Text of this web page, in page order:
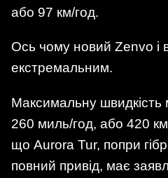
або 97 км/год.
Ось чому новий Zenvo і
екстремальним.
Максимальну швидкість
260 миль/год, або 420
що Aurora Tur, попри
повний привід, має